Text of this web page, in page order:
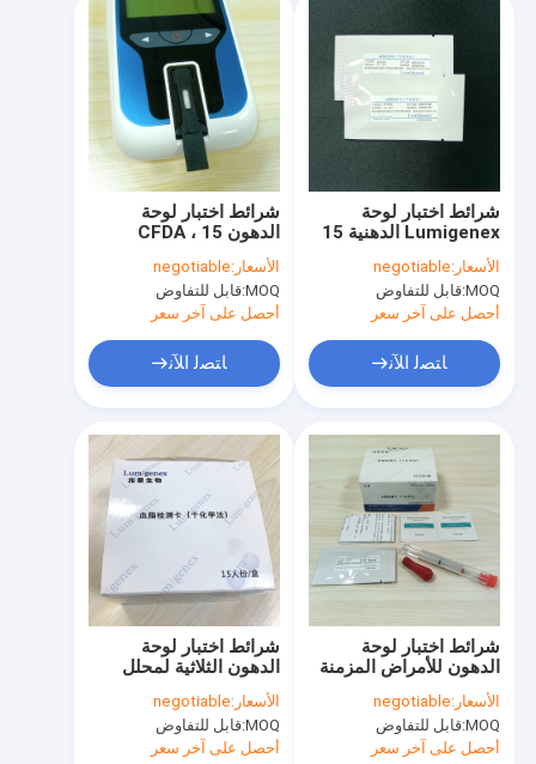
شرائط اختبار لوحة
الدهون CFDA ، 15
اختبارًا / صندوق شرائط
اختبار نسبة الكوليسترول
في الدم
الأسعار:negotiable
MOQ: قابل للتفاوض
أحصل على آخر سعر
ﺎﺘﺼﻟ ﺍﻶﻧ
شرائط اختبار لوحة
Lumigenex الدهنية 15
اختبارًا / صندوق عينة دم
الأسعار:negotiable
MOQ: قابل للتفاوض
أحصل على آخر سعر
ﺎﺘﺼﻟ ﺍﻶﻧ
شرائط اختبار لوحة
الدهون الثلاثية لمحلل
الكيمياء الجافة
ISO13485
الأسعار:negotiable
MOQ: قابل للتفاوض
أحصل على آخر سعر
شرائط اختبار لوحة
الدهون للأمراض المزمنة
ISO13485 OEM المتاحة
الأسعار:negotiable
MOQ: قابل للتفاوض
أحصل على آخر سعر